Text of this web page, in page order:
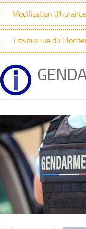
Modification
Travaux rue du